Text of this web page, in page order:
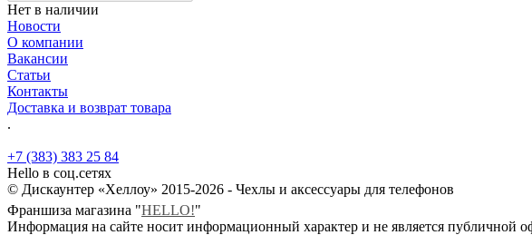
Нет в наличии
Новости
О компании
Вакансии
Статьи
Контакты
Доставка и возврат товара
.
+7 (383) 383 25 84
Hello в соц.сетях
© Дискаунтер «Хеллоу» 2015-2026 - Чехлы и аксессуары для телефонов
Франшиза магазина "HELLO!"
Информация на сайте носит информационный характер и не является публичной